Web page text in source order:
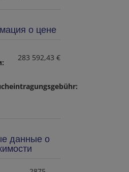
о цене
283 592,43 €
данные о